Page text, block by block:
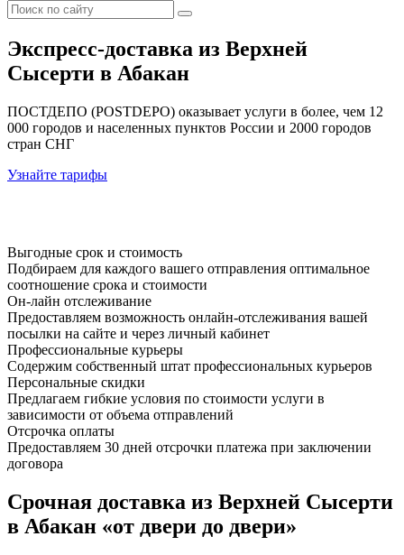
Экспресс-доставка из Верхней
Сысерти в Абакан
ПОСТДЕПО (POSTDEPO) оказывает услуги в более, чем 12
000 городов и населенных пунктов России и 2000 городов
стран СНГ
Узнайте тарифы
Выгодные срок и стоимость
Подбираем для каждого вашего отправления оптимальное
соотношение срока и стоимости
Он-лайн отслеживание
Предоставляем возможность онлайн-отслеживания вашей
посылки на сайте и через личный кабинет
Профессиональные курьеры
Содержим собственный штат профессиональных курьеров
Персональные скидки
Предлагаем гибкие условия по стоимости услуги в
зависимости от объема отправлений
Отсрочка оплаты
Предоставляем 30 дней отсрочки платежа при заключении
договора
Срочная доставка из Верхней Сысерти
в Абакан «от двери до двери»